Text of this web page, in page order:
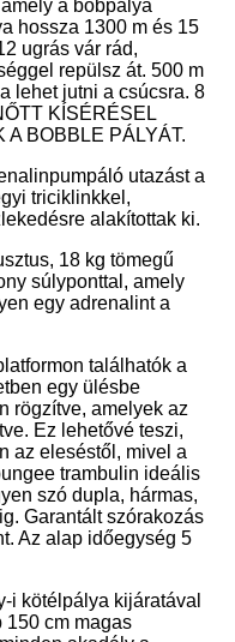
a bobpálya
hossza 1300 m és 15
ugrás vár rád,
repülsz át. 500 m
lehet jutni a csúcsra. 8
KÍSÉRÉSEL
A BOBBLE PÁLYÁT.
utazást a
triciklinkkel,
alakítottak ki.
18 kg tömegű
súlyponttal, amely
egy adrenalint a
találhatók a
egy ülésbe
rögzítve, amelyek az
Ez lehetővé teszi,
az eleséstől, mivel a
trambulin ideális
szó dupla, hármas,
Garantált szórakozás
Az alap időegység 5
i kötélpálya kijáratával
150 cm magas